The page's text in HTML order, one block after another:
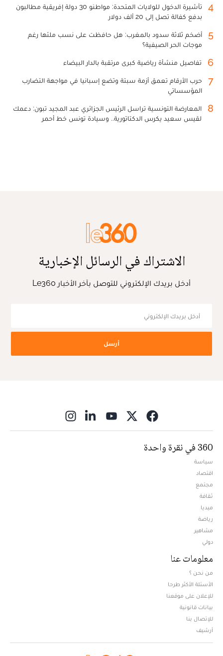
4
تأشيرة الدخول للولايات المتحدة: مواطنو 30 دولة إفريقية مطالبون
بدفع كفالة تصل إلى 20 ألف دولار
5
أضخم ثلاثة سدود بالمغرب: هل حافظت على نسب ملئها رغم
موجات الحر الصيفية؟
6 تفاصيل منشأة رياضية كبرى مرتقبة بالدار البيضاء
7
حرب الأرقام تعمق أزمة سبتة وتضع إسبانيا في مواجهة التضارب
المؤسساتي
8
المعارضة التونسية تراسل الرئيس الجزائري عبد المجيد تبون: دعمك
لقيس سعيد يكرس الدكتاتورية.. وسيادة تونس خط أحمر
الاشتراك في الرسائل الإخبارية
أدخل بريدك الإلكتروني للتوصل بآخر الأخبار Le360
أرسل
360 في نقرة واحدة
سياسة
اقتصاد
مجتمع
ثقافة
ميديا
رياضة
مشاهير
دولي
معلومات عنا
من نحن ؟
الأسئلة الأكثر طرحا
للإعلان على موقعنا
بيانات قانونية
للإتصال بنا
أرشيف